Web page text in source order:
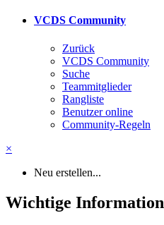
VCDS Community
Zurück
VCDS Community
Suche
Teammitglieder
Rangliste
Benutzer online
Community-Regeln
×
Neu erstellen...
Wichtige Information